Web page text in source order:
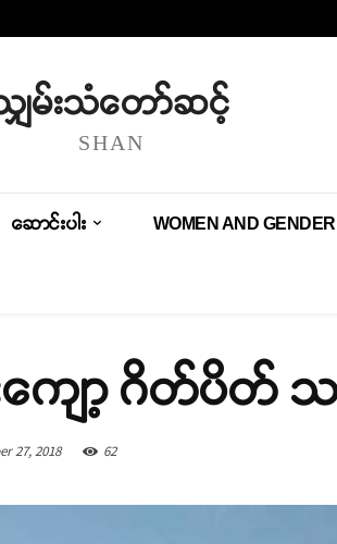
ျှမ်းသံတော်ဆင့်
SHAN
ဆောင်းပါး WOMEN AND GENDER
ျော့ ဂိတ်ပိတ် သ
27, 2018 62